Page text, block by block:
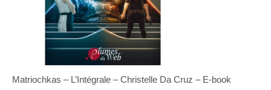
Matriochkas – L’Intégrale – Christelle Da Cruz – E-book